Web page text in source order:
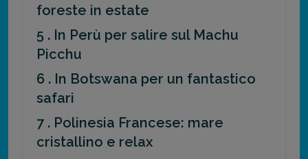
foreste in estate
5 . In Perù per salire sul Machu
Picchu
6 . In Botswana per un fantastico
safari
7 . Polinesia Francese: mare
cristallino e relax